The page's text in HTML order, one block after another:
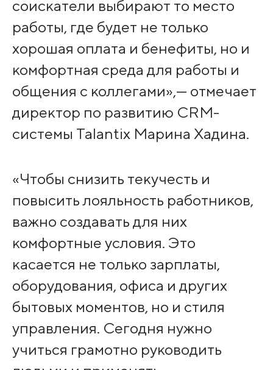
соискатели выбирают то место
работы, где будет не только
хорошая оплата и бенефиты, но и
комфортная среда для работы и
общения с коллегами»,— отмечает
директор по развитию CRM-
системы Talantix Марина Хадина.
«Чтобы снизить текучесть и
повысить лояльность работников,
важно создавать для них
комфортные условия. Это
касается не только зарплаты,
оборудования, офиса и других
бытовых моментов, но и стиля
управления. Сегодня нужно
учиться грамотно руководить